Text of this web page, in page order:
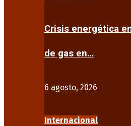
Crisis energética
de gas en…
6 agosto, 2026
Internacional